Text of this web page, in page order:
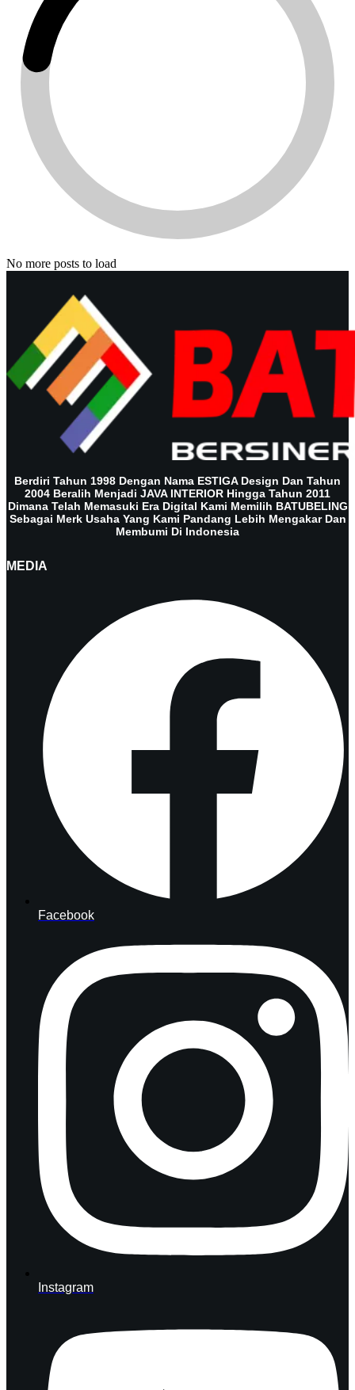
No more posts to load
Berdiri Tahun 1998 Dengan Nama ESTIGA Design Dan Tahun
2004 Beralih Menjadi JAVA INTERIOR Hingga Tahun 2011
Dimana Telah Memasuki Era Digital Kami Memilih BATUBELING
Sebagai Merk Usaha Yang Kami Pandang Lebih Mengakar Dan
Membumi Di Indonesia
MEDIA
Facebook
Instagram